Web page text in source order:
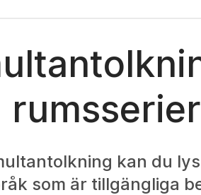
rumsserier
kan du
som är tillgängliga